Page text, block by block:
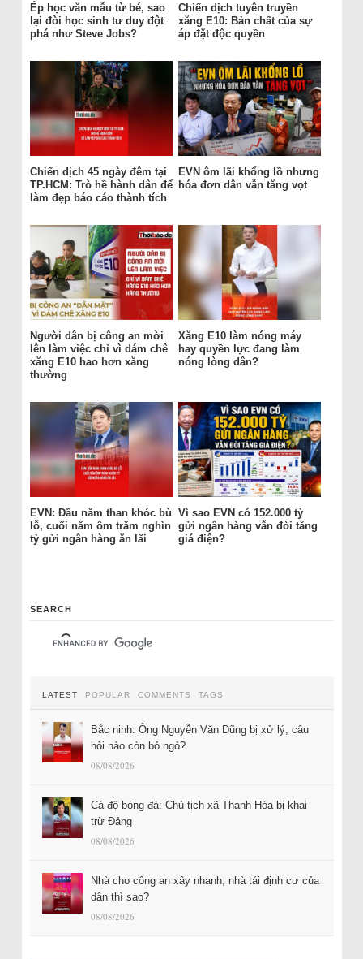
Ép học văn mẫu từ bé, sao
lại đòi học sinh tư duy đột
phá như Steve Jobs?
Chiến dịch tuyên truyền
xăng E10: Bản chất của sự
áp đặt độc quyền
Chiến dịch 45 ngày đêm tại
TP.HCM: Trò hề hành dân để
làm đẹp báo cáo thành tích
EVN ôm lãi khổng lồ nhưng
hóa đơn dân vẫn tăng vọt
Người dân bị công an mời
lên làm việc chỉ vì dám chê
xăng E10 hao hơn xăng
thường
Xăng E10 làm nóng máy
hay quyền lực đang làm
nóng lòng dân?
EVN: Đầu năm than khóc bù
lỗ, cuối năm ôm trăm nghìn
tỷ gửi ngân hàng ăn lãi
Vì sao EVN có 152.000 tỷ
gửi ngân hàng vẫn đòi tăng
giá điện?
SEARCH
LATEST POPULAR COMMENTS TAGS
Bắc ninh: Ông Nguyễn Văn Dũng bị xử lý, câu
hỏi nào còn bỏ ngỏ?
08/08/2026
Cá độ bóng đá: Chủ tịch xã Thanh Hóa bị khai
trừ Đảng
08/08/2026
Nhà cho công an xây nhanh, nhà tái định cư của
dân thì sao?
08/08/2026